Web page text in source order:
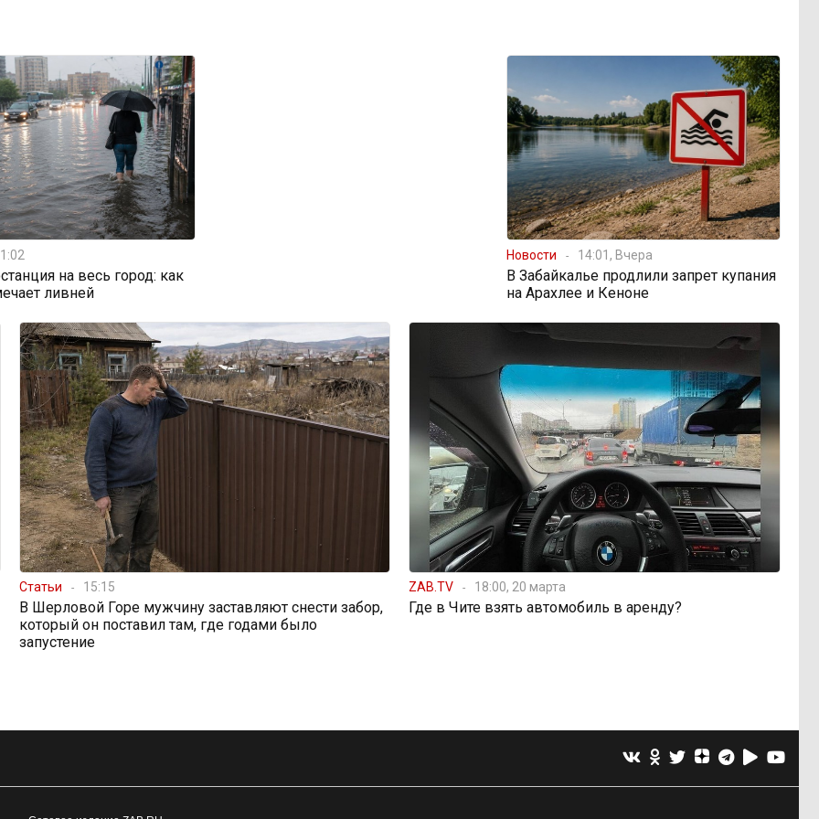
на весь город: как
ливней
Новости 14:01, Вчера
В Забайкалье продлили запрет купания
на Арахлее и Кеноне
Статьи 15:15
В Шерловой Горе мужчину заставляют снести забор,
который он поставил там, где годами было
запустение
ZAB.TV 18:00, 20 марта
Где в Чите взять автомобиль в аренду?